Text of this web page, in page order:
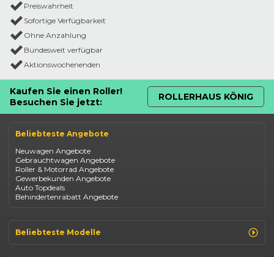
Preiswahrheit
Sofortige Verfügbarkeit
Ohne Anzahlung
Bundesweit verfügbar
Aktionswochenenden
Kaufen Sie einen Roller!
Besuchen Sie jetzt:
ROLLERHAUS KÖNIG
Beliebteste Angebote
Neuwagen Angebote
Gebrauchtwagen Angebote
Roller & Motorrad Angebote
Gewerbekunden Angebote
Auto Topdeals
Behindertenrabatt Angebote
Beliebteste Modelle